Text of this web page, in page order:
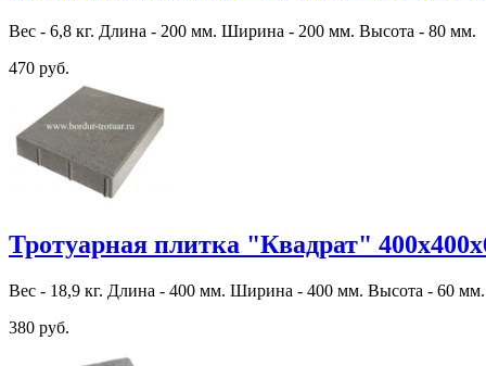
Вес - 6,8 кг. Длина - 200 мм. Ширина - 200 мм. Высота - 80 мм.
470 руб.
Тротуарная плитка "Квадрат"
Вес - 18,9 кг. Длина - 400 мм. Ширина - 400 мм. Высота - 60 мм.
380 руб.